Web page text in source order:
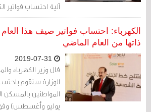
آلية احتساب فواتير
المشتركين من
الكهرباء: احتساب فواتير صيف هذا
ذاتها من العام الماضي
قال وزير الكهرباء
الوزارة ستقوم
المواطنين بالمسكن
يوليو وأغسطس) وفق